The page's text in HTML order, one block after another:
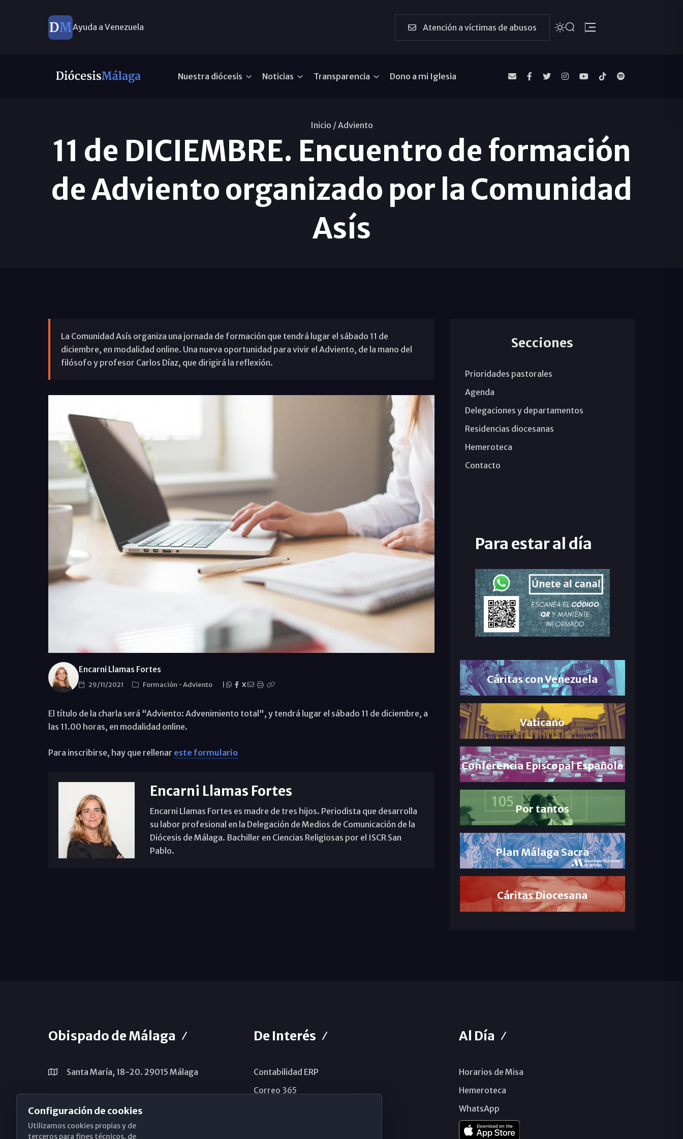
Ayuda a Venezuela Atención a víctimas de abusos
Nuestra diócesis Noticias Transparencia Dono a mi Iglesia
Inicio /Adviento
11 de DICIEMBRE. Encuentro de formación
de Adviento organizado por la Comunidad
Asís
La Comunidad Asís organiza una jornada de formación que tendrá lugar el sábado 11 de
diciembre, en modalidad online. Una nueva oportunidad para vivir el Adviento, de la mano del
filósofo y profesor Carlos Díaz, que dirigirá la reflexión.
Encarni Llamas Fortes
29/11/2021 Formación -Adviento X
El título de la charla será "Adviento: Advenimiento total", y tendrá lugar el sábado 11 de diciembre, a
las 11.00 horas, en modalidad online.
Para inscribirse, hay que rellenar este formulario
Encarni Llamas Fortes
Encarni Llamas Fortes es madre de tres hijos. Periodista que desarrolla
su labor profesional en la Delegación de Medios de Comunicación de la
Diócesis de Málaga. Bachiller en Ciencias Religiosas por el ISCR San
Pablo.
Secciones
Prioridades pastorales
Agenda
Delegaciones y departamentos
Residencias diocesanas
Hemeroteca
Contacto
Para estar al día
Cáritas con Venezuela
Vaticano
Conferencia Episcopal Española
Por tantos
Plan Málaga Sacra
Cáritas Diocesana
Obispado de Málaga
Santa María, 18-20. 29015 Málaga
(+34) 952 224 386
obispado@diocesismalaga.es
De Interés
Contabilidad ERP
Correo 365
Al Día
Horarios de Misa
Hemeroteca
WhatsApp
Configuración de cookies
Utilizamos cookies propias y de
terceros para fines técnicos, de